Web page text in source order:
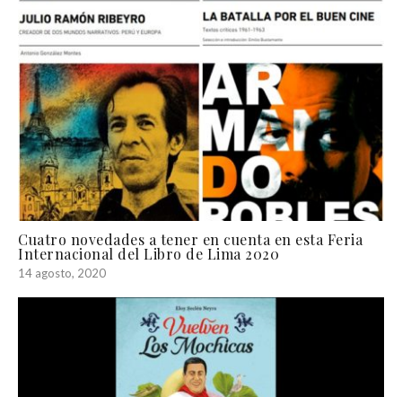
Cuatro novedades a tener en cuenta en esta Feria
Internacional del Libro de Lima 2020
14 agosto, 2020